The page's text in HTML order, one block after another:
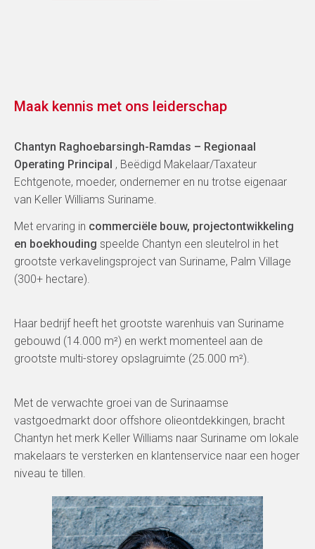
Maak kennis met ons leiderschap
Chantyn Raghoebarsingh-Ramdas – Regionaal
Operating Principal , Beëdigd Makelaar/Taxateur
Echtgenote, moeder, ondernemer en nu trotse eigenaar
van Keller Williams Suriname.
Met ervaring in commerciële bouw, projectontwikkeling
en boekhouding speelde Chantyn een sleutelrol in het
grootste verkavelingsproject van Suriname, Palm Village
(300+ hectare).
Haar bedrijf heeft het grootste warenhuis van Suriname
gebouwd (14.000 m²) en werkt momenteel aan de
grootste multi-storey opslagruimte (25.000 m²).
Met de verwachte groei van de Surinaamse
vastgoedmarkt door offshore olieontdekkingen, bracht
Chantyn het merk Keller Williams naar Suriname om lokale
makelaars te versterken en klantenservice naar een hoger
niveau te tillen.